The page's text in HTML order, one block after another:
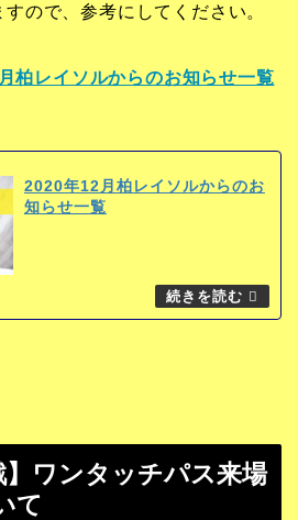
ので、参考にしてください。
柏レイソルからのお知らせ一覧
2020年12月柏レイソルからのお
知らせ一覧
】ワンタッチパス来場
て